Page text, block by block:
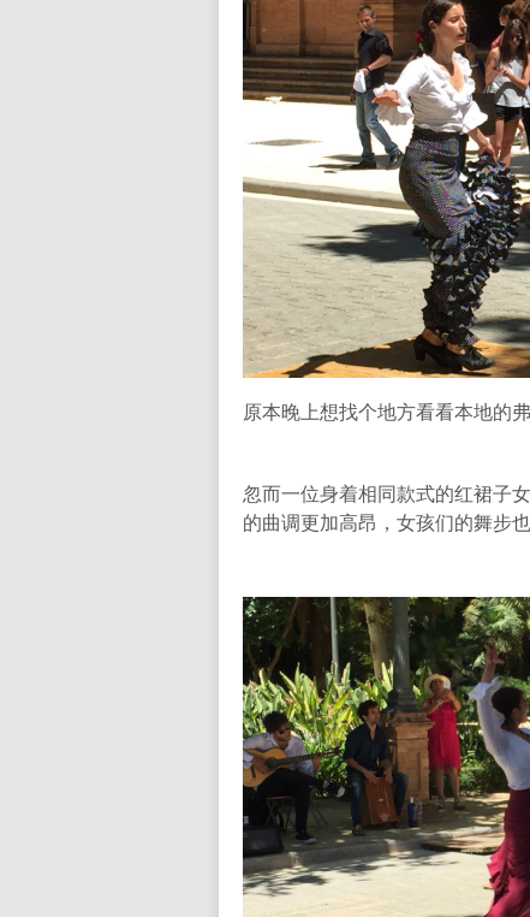
原本晚上想找个地方看看本地的
忽而一位身着相同款式的红裙子
的曲调更加高昂，女孩们的舞步